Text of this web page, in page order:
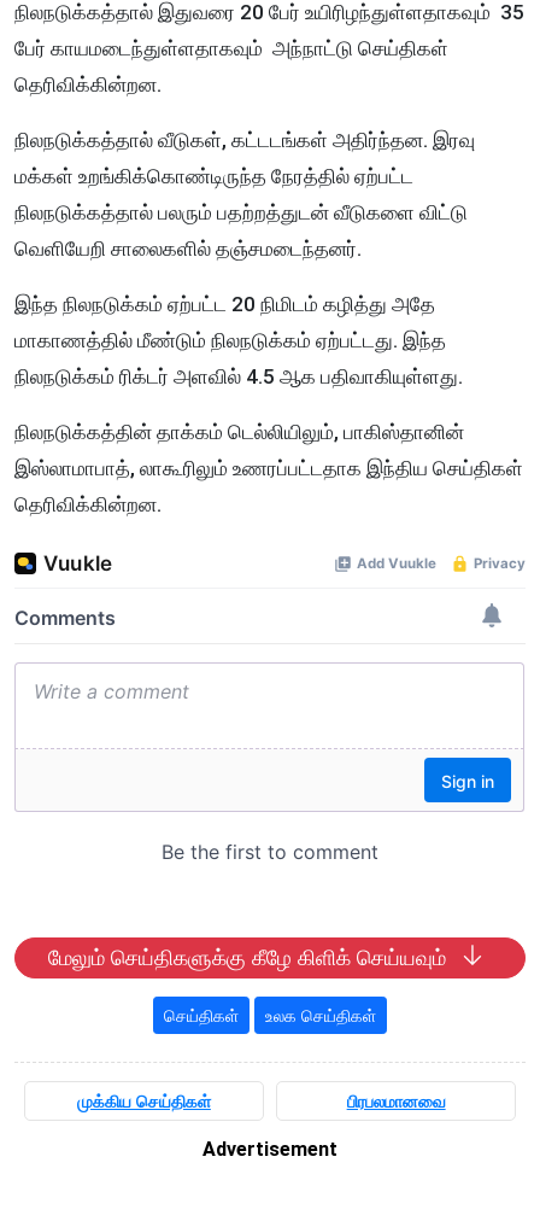
நிலநடுக்கத்தால் இதுவரை 20 பேர் உயிரிழந்துள்ளதாகவும் 35
பேர் காயமடைந்துள்ளதாகவும் அந்நாட்டு செய்திகள்
தெரிவிக்கின்றன.
நிலநடுக்கத்தால் வீடுகள், கட்டடங்கள் அதிர்ந்தன. இரவு
மக்கள் உறங்கிக்கொண்டிருந்த நேரத்தில் ஏற்பட்ட
நிலநடுக்கத்தால் பலரும் பதற்றத்துடன் வீடுகளை விட்டு
வெளியேறி சாலைகளில் தஞ்சமடைந்தனர்.
இந்த நிலநடுக்கம் ஏற்பட்ட 20 நிமிடம் கழித்து அதே
மாகாணத்தில் மீண்டும் நிலநடுக்கம் ஏற்பட்டது. இந்த
நிலநடுக்கம் ரிக்டர் அளவில் 4.5 ஆக பதிவாகியுள்ளது.
நிலநடுக்கத்தின் தாக்கம் டெல்லியிலும், பாகிஸ்தானின்
இஸ்லாமாபாத், லாகூரிலும் உணரப்பட்டதாக இந்திய செய்திகள்
தெரிவிக்கின்றன.
மேலும் செய்திகளுக்கு கீழே கிளிக் செய்யவும்
செய்திகள் உலக செய்திகள்
முக்கிய செய்திகள் பிரபலமானவை
Advertisement